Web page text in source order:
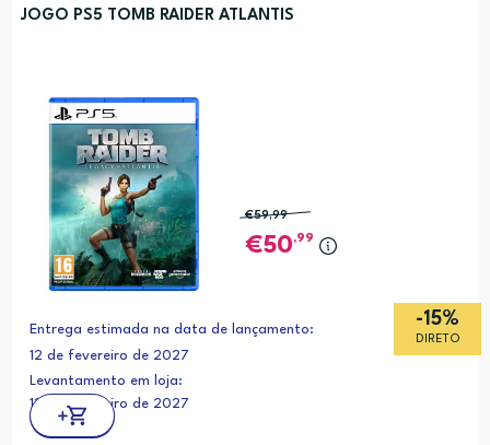
JOGO PS5 TOMB RAIDER ATLANTIS
-15%
DIRETO
€59,99
50,99
Entrega estimada na data de lançamento:
12 de fevereiro de 2027
Levantamento em loja:
12 de fevereiro de 2027